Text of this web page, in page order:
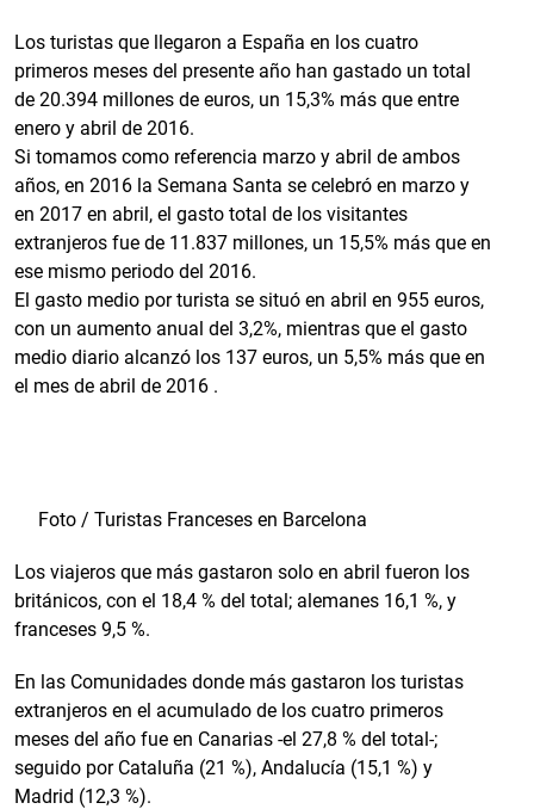
Los turistas que llegaron a España en los cuatro
primeros meses del presente año han gastado un total
de 20.394 millones de euros, un 15,3% más que entre
enero y abril de 2016.
Si tomamos como referencia marzo y abril de ambos
años, en 2016 la Semana Santa se celebró en marzo y
en 2017 en abril, el gasto total de los visitantes
extranjeros fue de 11.837 millones, un 15,5% más que en
ese mismo periodo del 2016.
El gasto medio por turista se situó en abril en 955 euros,
con un aumento anual del 3,2%, mientras que el gasto
medio diario alcanzó los 137 euros, un 5,5% más que en
el mes de abril de 2016 .
Foto / Turistas Franceses en Barcelona
Los viajeros que más gastaron solo en abril fueron los
británicos, con el 18,4 % del total; alemanes 16,1 %, y
franceses 9,5 %.
En las Comunidades donde más gastaron los turistas
extranjeros en el acumulado de los cuatro primeros
meses del año fue en Canarias -el 27,8 % del total-;
seguido por Cataluña (21 %), Andalucía (15,1 %) y
Madrid (12,3 %).